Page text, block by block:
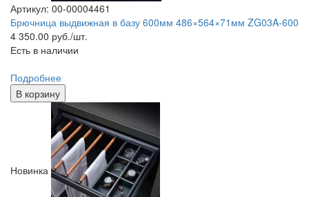
Артикул: 00-00004461
Брючница выдвижная в базу 600мм 486×564×71мм ZG03A-600
4 350.00 руб./шт.
Есть в наличии
Подробнее
В корзину
Новинка